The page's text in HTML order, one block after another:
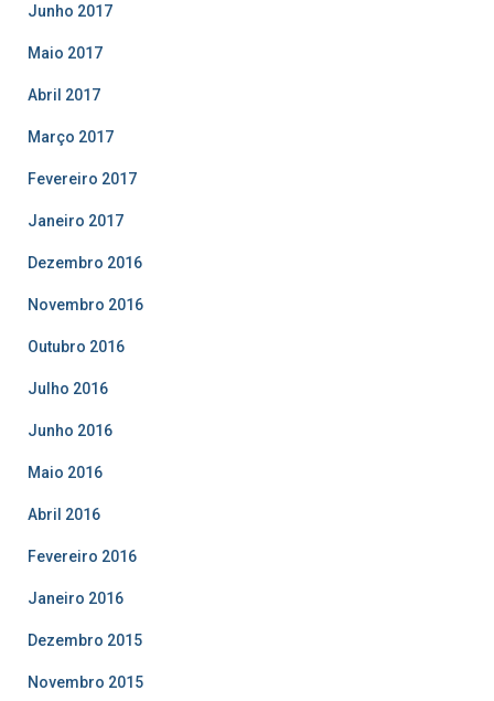
Junho 2017
Maio 2017
Abril 2017
Março 2017
Fevereiro 2017
Janeiro 2017
Dezembro 2016
Novembro 2016
Outubro 2016
Julho 2016
Junho 2016
Maio 2016
Abril 2016
Fevereiro 2016
Janeiro 2016
Dezembro 2015
Novembro 2015